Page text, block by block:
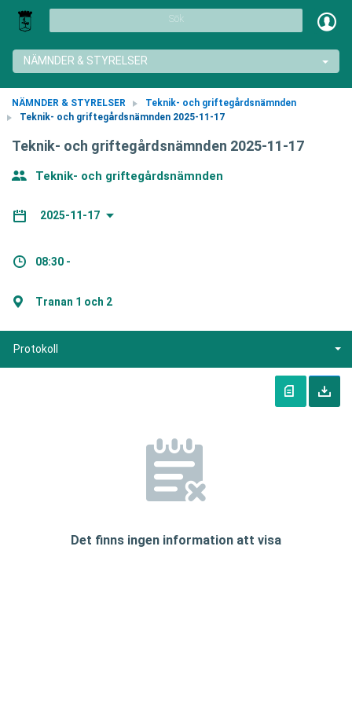
Sök
NÄMNDER & STYRELSER
NÄMNDER & STYRELSER
Teknik- och griftegårdsnämnden
Teknik- och griftegårdsnämnden 2025-11-17
Teknik- och griftegårdsnämnden 2025-11-17
Teknik- och griftegårdsnämnden
2025-11-17
08:30 -
Tranan 1 och 2
Protokoll
Det finns ingen information att visa